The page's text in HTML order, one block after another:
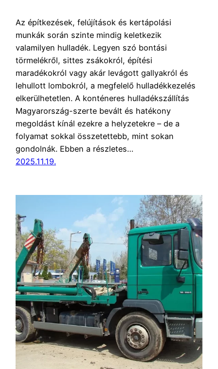
Az építkezések, felújítások és kertápolási
munkák során szinte mindig keletkezik
valamilyen hulladék. Legyen szó bontási
törmelékről, sittes zsákokról, építési
maradékokról vagy akár levágott gallyakról és
lehullott lombokról, a megfelelő hulladékkezelés
elkerülhetetlen. A konténeres hulladékszállítás
Magyarország-szerte bevált és hatékony
megoldást kínál ezekre a helyzetekre – de a
folyamat sokkal összetettebb, mint sokan
gondolnák. Ebben a részletes…
2025.11.19.